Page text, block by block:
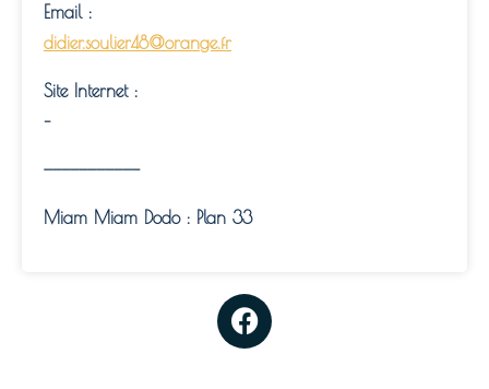
Email :
didier.soulier48@orange.fr
Site Internet :
–
———————————
Miam Miam Dodo : Plan 33